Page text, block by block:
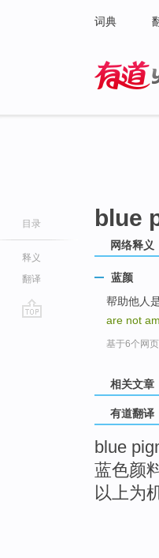
词典
目录
释义
翻译
blue
网络释义
蓝颜
帮助他人
are not
基于6个网页
相关文章
有道翻译
blue
蓝色颜
以上为